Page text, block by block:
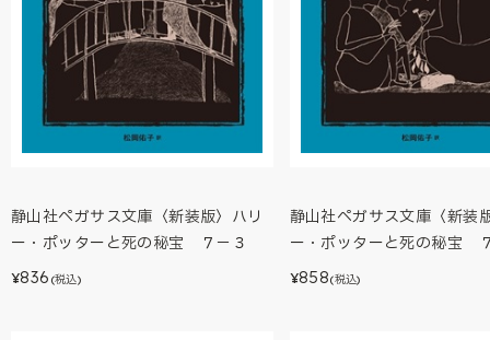
静山社ペガサス文庫〈新装版〉ハリ
ー・ポッターと死の秘宝 ７－３
¥836 (税込)
静山社ペガサス文庫〈新装
ー・ポッターと死の秘宝
¥858(税込)